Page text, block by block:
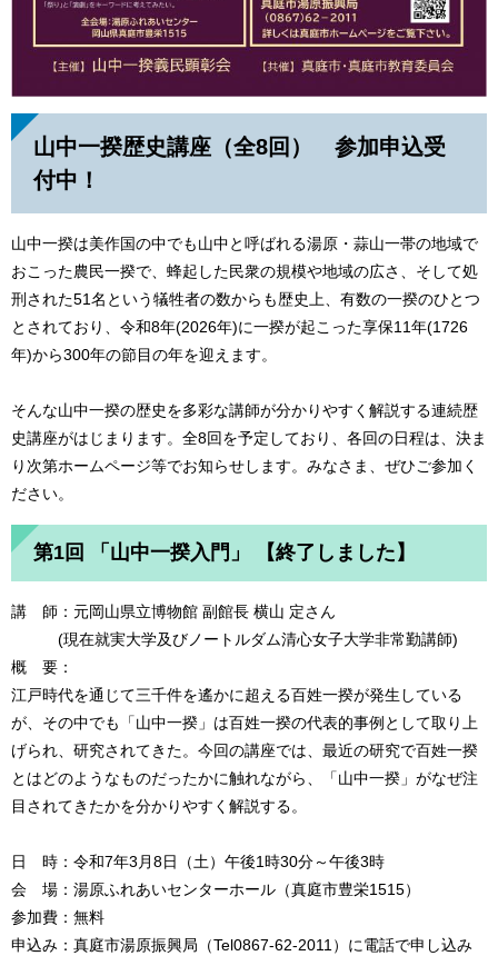
山中一揆歴史講座（全8回） 参加申込受
付中！
山中一揆は美作国の中でも山中と呼ばれる湯原・蒜山一帯の地域で
おこった農民一揆で、蜂起した民衆の規模や地域の広さ、そして処
刑された51名という犠牲者の数からも歴史上、有数の一揆のひとつ
とされており、令和8年(2026年)に一揆が起こった享保11年(1726
年)から300年の節目の年を迎えます。
そんな山中一揆の歴史を多彩な講師が分かりやすく解説する連続歴
史講座がはじまります。全8回を予定しており、各回の日程は、決ま
り次第ホームページ等でお知らせします。みなさま、ぜひご参加く
ださい。
第1回 「山中一揆入門」 【終了しました】
講 師：元岡山県立博物館 副館長 横山 定さん
(現在就実大学及びノートルダム清心女子大学非常勤講師)
概 要：
江戸時代を通じて三千件を遙かに超える百姓一揆が発生している
が、その中でも「山中一揆」は百姓一揆の代表的事例として取り上
げられ、研究されてきた。今回の講座では、最近の研究で百姓一揆
とはどのようなものだったかに触れながら、「山中一揆」がなぜ注
目されてきたかを分かりやすく解説する。
日 時：令和7年3月8日（土）午後1時30分～午後3時
会 場：湯原ふれあいセンターホール（真庭市豊栄1515）
参加費：無料
申込み：真庭市湯原振興局（Tel0867-62-2011）に電話で申し込み